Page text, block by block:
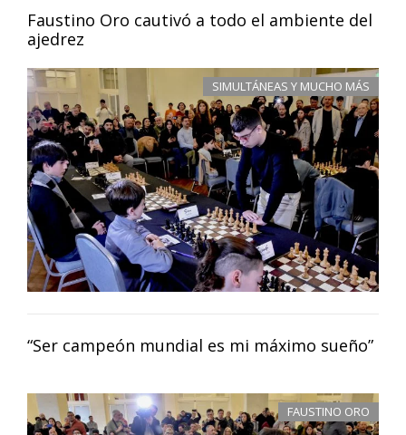
Faustino Oro cautivó a todo el ambiente del
ajedrez
SIMULTÁNEAS Y MUCHO MÁS
“Ser campeón mundial es mi máximo sueño”
FAUSTINO ORO